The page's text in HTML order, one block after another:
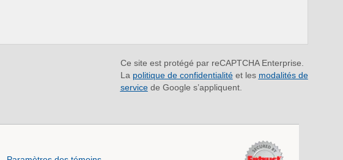
Ce site est protégé par reCAPTCHA Enterprise.
La politique de confidentialitéet les modalités de
servicede Google s’appliquent.